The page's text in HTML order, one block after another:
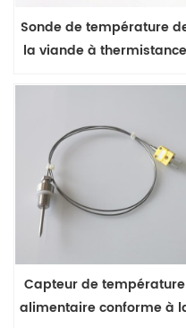
Sonde de température
la viande à thermistance
Capteur de température
alimentaire conforme à